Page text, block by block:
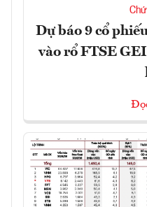
Dự báo 9 cổ
vào rổ FTSE